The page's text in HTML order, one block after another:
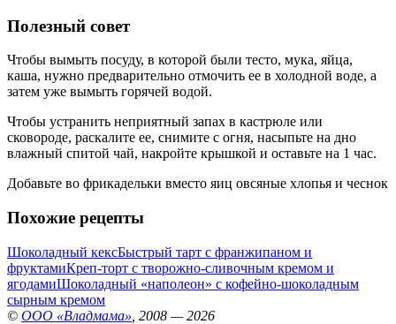
Полезный совет
Чтобы вымыть посуду, в которой были тесто, мука, яйца,
каша, нужно предварительно отмочить ее в холодной воде, а
затем уже вымыть горячей водой.
Чтобы устранить неприятный запах в кастрюле или
сковороде, раскалите ее, снимите с огня, насыпьте на дно
влажный спитой чай, накройте крышкой и оставьте на 1 час.
Добавьте во фрикадельки вместо яиц овсяные хлопья и чеснок
Похожие рецепты
Шоколадный кексБыстрый тарт с франжипаном и
фруктамиКреп-торт с творожно-сливочным кремом и
ягодамиШоколадный «наполеон» с кофейно-шоколадным
сырным кремом
© ООО «Владмама» , 2008 — 2026